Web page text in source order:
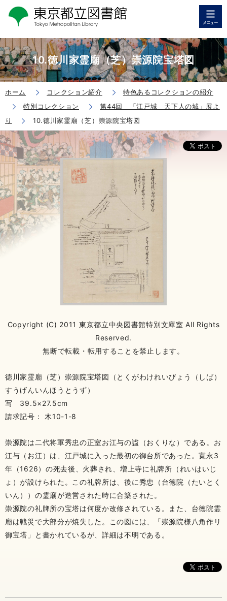
10.徳川家霊廟（芝）崇源院宝塔図
ホーム コレクション紹介
特色あるコレクションの紹介
特別コレクション
第44回 「江戸城 天下人の城」展よ
り
10.徳川家霊廟（芝）崇源院宝塔図
Copyright (C) 2011 東京都立中央図書館特別文庫室 All Rights
Reserved.
無断で転載・転用することを禁止します。
徳川家霊廟（芝）崇源院宝塔図（とくがわけれいびょう（しば）
すうげんいんほうとうず）
写 39.5×27.5cm
請求記号： 木10-1-8
崇源院は二代将軍秀忠の正室お江与の諡（おくりな）である。お
江与（お江）は、江戸城に入った最初の御台所であった。寛永3
年（1626）の死去後、火葬され、増上寺に礼牌所（れいはいじ
ょ）が設けられた。この礼牌所は、後に秀忠（台徳院（たいとく
いん））の霊廟が造営された時に合築された。
崇源院の礼牌所の宝塔は何度か改修されている。また、台徳院霊
廟は戦災で大部分が焼失した。この図には、「崇源院様八角作リ
御宝塔」と書かれているが、詳細は不明である。